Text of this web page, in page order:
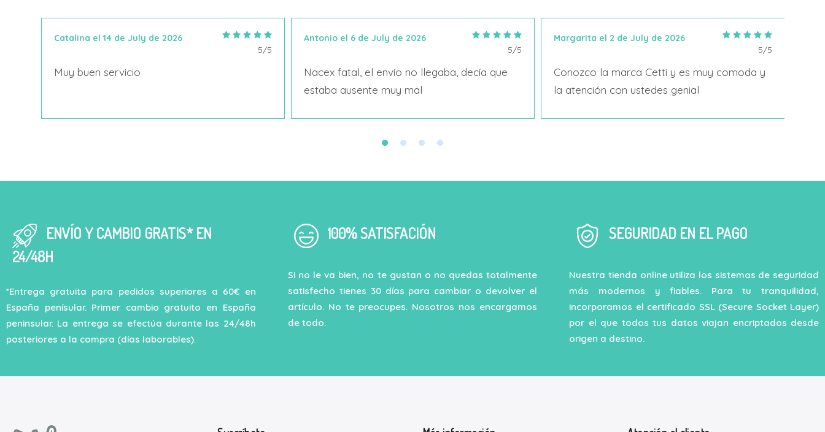
Catalina el 14 de July de 2026
5/5
Muy buen servicio
Antonio el 6 de July de 2026
5/5
Nacex fatal, el envío no llegaba, decía que
estaba ausente muy mal
Margarita el 2 de July de 2026
5/5
Conozco la marca Cetti y es muy comoda y
la atención con ustedes genial
ENVÍO Y CAMBIO GRATIS* EN
24/48H
*Entrega gratuita para pedidos superiores a 60€ en
España penísular. Primer cambio gratuito en España
peninsular. La entrega se efectúa durante las 24/48h
posteriores a la compra (días laborables).
100% SATISFACIÓN
Si no le va bien, no te gustan o no quedas totalmente
satisfecho tienes 30 días para cambiar o devolver el
artículo. No te preocupes. Nosotros nos encargamos
de todo.
SEGURIDAD EN EL PAGO
Nuestra tienda online utiliza los sistemas de seguridad
más modernos y fiables. Para tu tranquilidad,
incorporamos el certificado SSL (Secure Socket Layer)
por el que todos tus datos viajan encriptados desde
origen a destino.